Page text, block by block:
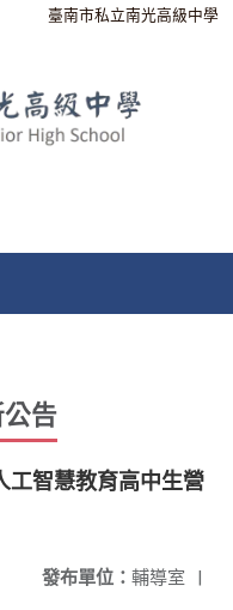
臺南市私立南光高級中學
告
工智慧教育高中生營
發布單位： 輔導室 |